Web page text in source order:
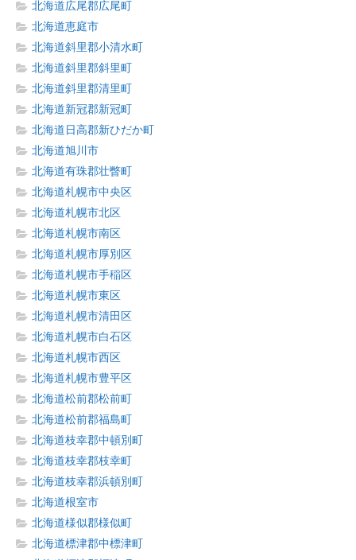
北海道広尾郡広尾町
北海道恵庭市
北海道斜里郡小清水町
北海道斜里郡斜里町
北海道斜里郡清里町
北海道新冠郡新冠町
北海道日高郡新ひだか町
北海道旭川市
北海道有珠郡壮瞥町
北海道札幌市中央区
北海道札幌市北区
北海道札幌市南区
北海道札幌市厚別区
北海道札幌市手稲区
北海道札幌市東区
北海道札幌市清田区
北海道札幌市白石区
北海道札幌市西区
北海道札幌市豊平区
北海道松前郡松前町
北海道松前郡福島町
北海道枝幸郡中頓別町
北海道枝幸郡枝幸町
北海道枝幸郡浜頓別町
北海道根室市
北海道様似郡様似町
北海道標津郡中標津町